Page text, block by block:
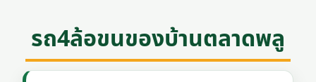
รถ4ล้อขนของบ้านตลาดพลู